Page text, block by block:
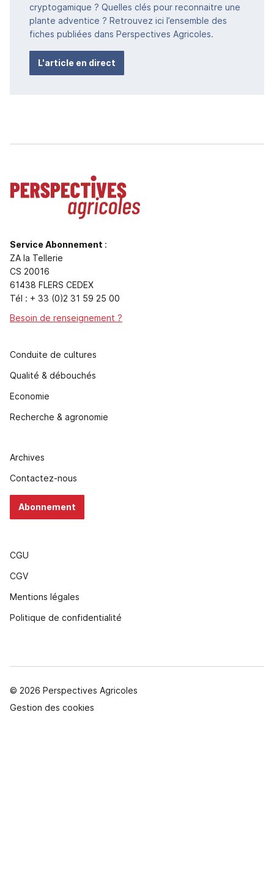
cryptogamique ? Quelles clés pour reconnaitre une
plante adventice ? Retrouvez ici l’ensemble des
fiches publiées dans Perspectives Agricoles.
L'article en direct
Service Abonnement :
ZA la Tellerie
CS 20016
61438 FLERS CEDEX
Tél : + 33 (0)2 31 59 25 00
Besoin de renseignement ?
Conduite de cultures
Qualité & débouchés
Economie
Recherche & agronomie
Archives
Contactez-nous
Abonnement
CGU
CGV
Mentions légales
Politique de confidentialité
© 2026 Perspectives Agricoles
Gestion des cookies